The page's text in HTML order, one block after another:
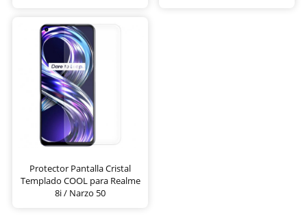
Protector Pantalla Cristal
Templado COOL para Realme
8i / Narzo 50